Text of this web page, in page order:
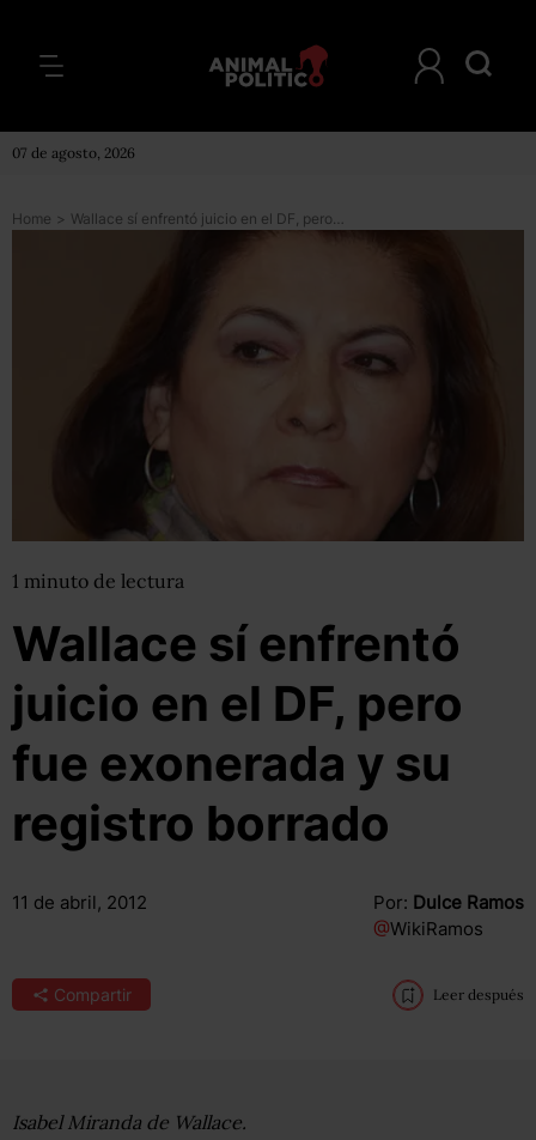
07 de agosto, 2026
Home > Wallace sí enfrentó juicio en el DF, pero fue exonerada y su registro borrado
1 minuto de lectura
Wallace sí enfrentó
juicio en el DF, pero
fue exonerada y su
registro borrado
11 de abril, 2012 Por: Dulce Ramos
@WikiRamos
Compartir Leer después
Isabel Miranda de Wallace.